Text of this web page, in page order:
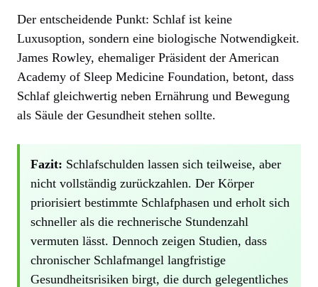
Der entscheidende Punkt: Schlaf ist keine
Luxusoption, sondern eine biologische Notwendigkeit.
James Rowley, ehemaliger Präsident der American
Academy of Sleep Medicine Foundation, betont, dass
Schlaf gleichwertig neben Ernährung und Bewegung
als Säule der Gesundheit stehen sollte.
Fazit: Schlafschulden lassen sich teilweise, aber
nicht vollständig zurückzahlen. Der Körper
priorisiert bestimmte Schlafphasen und erholt sich
schneller als die rechnerische Stundenzahl
vermuten lässt. Dennoch zeigen Studien, dass
chronischer Schlafmangel langfristige
Gesundheitsrisiken birgt, die durch gelegentliches